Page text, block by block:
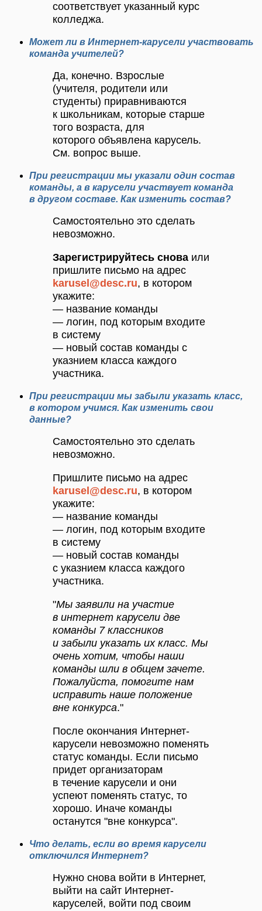
соответствует указанный курс
колледжа.
Может ли в Интернет-карусели участвовать
команда учителей?
Да, конечно. Взрослые
(учителя, родители или
студенты) приравниваются
к школьникам, которые старше
того возраста, для
которого объявлена карусель.
См. вопрос выше.
При регистрации мы указали один состав
команды, а в карусели участвует команда
в другом составе. Как изменить состав?
Самостоятельно это сделать
невозможно.
Зарегистрируйтесь снова или
пришлите письмо на адрес
karusel@desc.ru, в котором
укажите:
— название команды
— логин, под которым входите
в систему
— новый состав команды с
указнием класса каждого
участника.
При регистрации мы забыли указать класс,
в котором учимся. Как изменить свои
данные?
Самостоятельно это сделать
невозможно.
Пришлите письмо на адрес
karusel@desc.ru, в котором
укажите:
— название команды
— логин, под которым входите
в систему
— новый состав команды
с указнием класса каждого
участника.
"Мы заявили на участие
в интернет карусели две
команды 7 классников
и забыли указать их класс. Мы
очень хотим, чтобы наши
команды шли в общем зачете.
Пожалуйста, помогите нам
исправить наше положение
вне конкурса."
После окончания Интернет-
карусели невозможно поменять
статус команды. Если письмо
придет организаторам
в течение карусели и они
успеют поменять статус, то
хорошо. Иначе команды
останутся "вне конкурса".
Что делать, если во время карусели
отключился Интернет?
Нужно снова войти в Интернет,
выйти на сайт Интернет-
каруселей, войти под своим